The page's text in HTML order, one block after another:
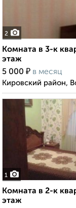
2
Комната в 3-к
этаж
5 000 ₽ в месяц
Кировский район,
1
Комната в 2-к
этаж